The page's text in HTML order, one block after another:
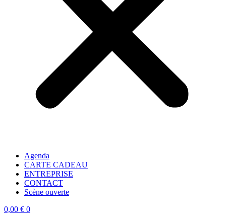
Agenda
CARTE CADEAU
ENTREPRISE
CONTACT
Scène ouverte
0,00 € 0